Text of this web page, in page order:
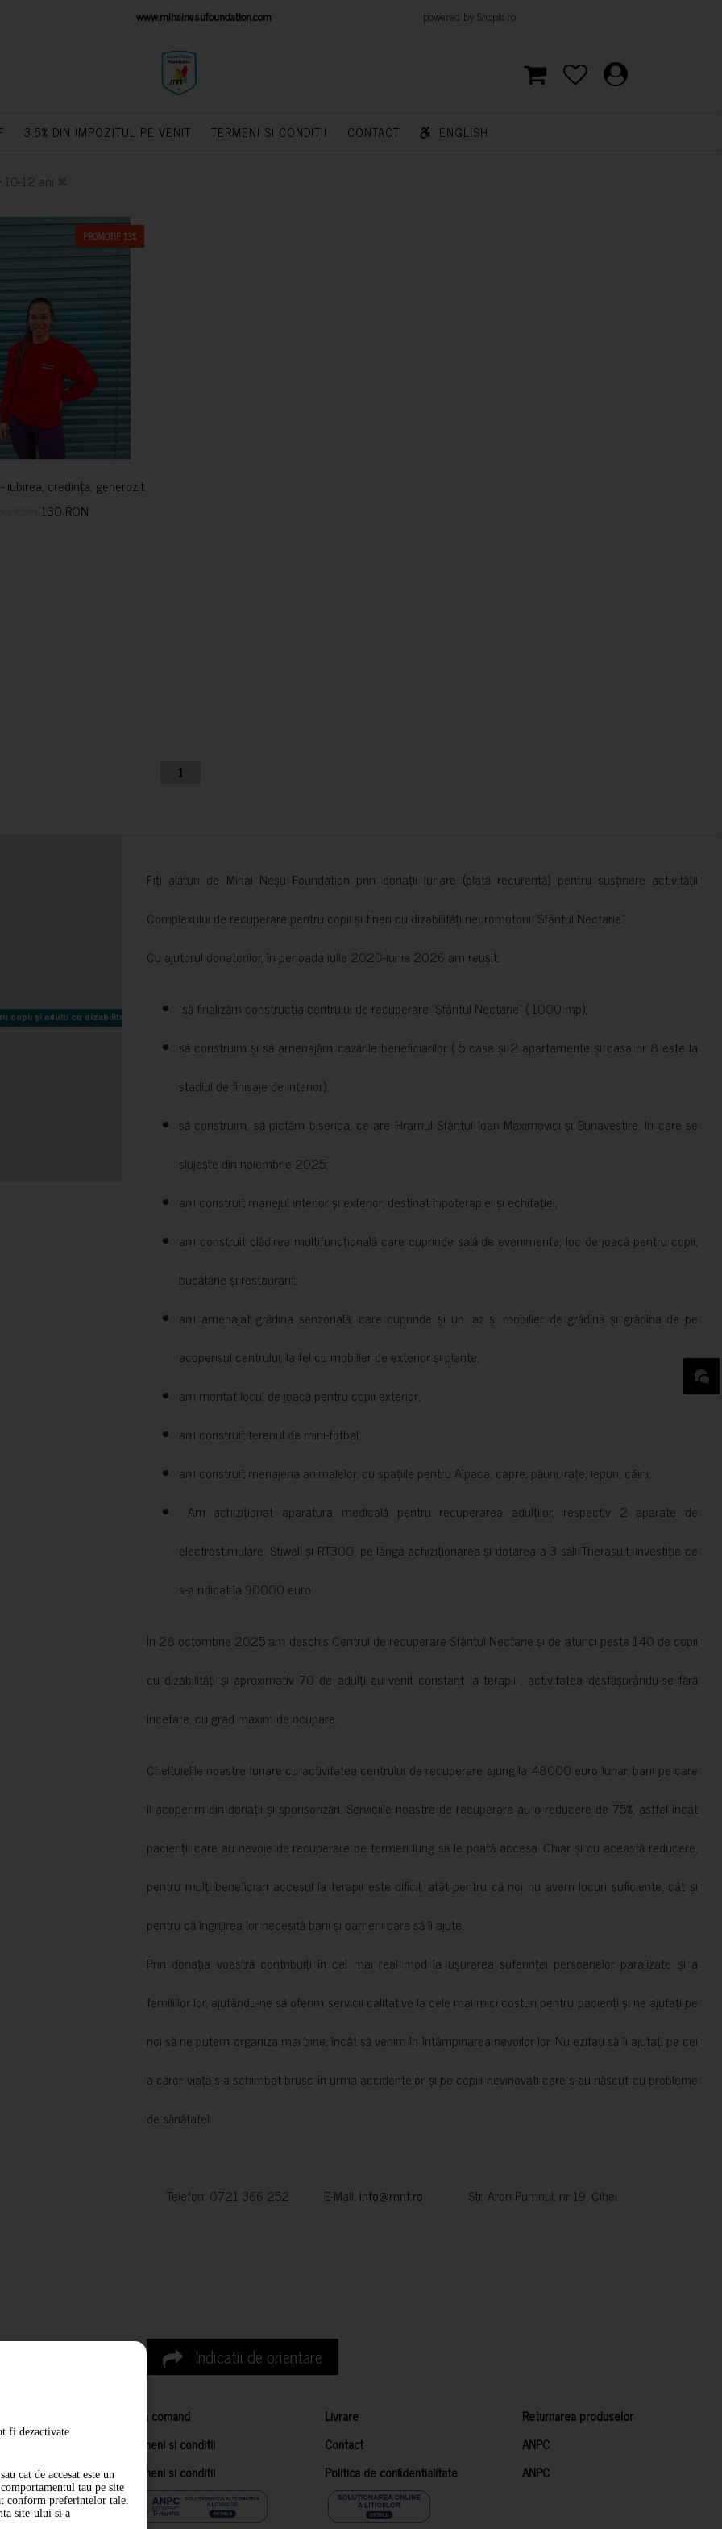
PLATFORM www.mihainesufoundation.com powered by Shopia.ro
3.5% DIN IMPOZITUL PE VENIT TERMENI SI CONDITII CONTACT ENGLISH
10-12 ani
PROMOTIE 13%
iubirea, credința, generozitatea vindecă
130 RON
CUMPARA
1
copii și adulti cu dizabilitati neuromotorii Sfântul Nectarie
copii și adulti cu dizabilitati neuromotorii Sfântul Nectarie
Fiți alături de Mihai Neșu Foundation prin donații lunare (plată recurentă) pentru susținere activității
Complexului de recuperare pentru copii și tineri cu dizabilități neuromotorii ”Sfântul Nectarie”.
Cu ajutorul donatorilor, în perioada iulie 2020-iunie 2026 am reușit:
să finalizăm construcția centrului de recuperare ”Sfântul Nectarie” ( 1000 mp);
să construim și să amenajăm cazările beneficiarilor ( 5 case și 2 apartamente și casa nr 8 este la
stadiul de finisaje de interior);
să construim, să pictăm biserica, ce are Hramul Sfântul Ioan Maximovici și Bunavestire, în care se
slujește din noiembrie 2025;
am construit manejul interior și exterior, destinat hipoterapiei și echitației;
am construit clădirea multifuncțională care cuprinde sală de evenimente, loc de joacă pentru copii,
bucătărie și restaurant;
am amenajat grădina senzorială, care cuprinde și un iaz și mobilier de grădină și grădina de pe
acoperisul centrului, la fel cu mobilier de exterior și plante;
am montat locul de joacă pentru copii exterior;
am construit terenul de mini-fotbal;
am construit menajeria animalelor, cu spațiile pentru Alpaca, capre, păuni, rațe, iepuri, câini;
Am achiziționat aparatura medicală pentru recuperarea adulților, respectiv 2 aparate de
electrostimulare: Stiwell și RT300, pe lângă achiziționarea și dotarea a 3 săli Therasuit, investiție ce
s-a ridicat la 90000 euro.
În 28 octombrie 2025 am deschis Centrul de recuperare Sfântul Nectarie și de atunci peste 140 de copii
cu dizabilități și aproximativ 70 de adulți au venit constant la terapii , activitatea desfășurându-se fără
încetare, cu grad maxim de ocupare.
Cheltuielile noastre lunare cu activitatea centrului de recuperare ajung la 48000 euro lunar, bani pe care
îi acoperim din donații și sponsorizări. Serviciile noastre de recuperare au o reducere de 75%, astfel încât
pacienții care au nevoie de recuperare pe termen lung să le poată accesa. Chiar și cu această reducere,
pentru mulți beneficiari accesul la terapii este dificil, atât pentru că noi nu avem locuri suficiente, cât și
pentru că îngrijirea lor necesită bani și oameni care să îi ajute.
Prin donația voastră contribuiți în cel mai real mod la ușurarea suferinței persoanelor paralizate și a
familiilor lor, ajutându-ne să oferim servicii calitative la cele mai mici costuri pentru pacienți și ne ajutați pe
noi să ne putem organiza mai bine, încât să venim în întâmpinarea nevoilor lor. Nu ezitați să îi ajutați pe cei
a căror viață s-a schimbat brusc în urma accidentelor și pe copiii nevinovati care s-au născut cu probleme
de sănătate!
Telefon: 0721 366 252 E-Mail: info@mnf.ro Str. Aron Pumnul, nr 19, Cihei
Indicatii de orientare
Cum comand Livrare
Returnarea produselor
Termeni si conditii
Contact
ANPC
Termeni si conditii
Politica de confidentialitate ANPC
fi dezactivate
cat de accesat este un
tau pe site
conform preferintelor tale.
site-ului si a